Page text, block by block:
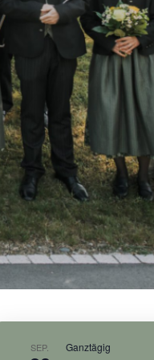
SEP. Ganztägig